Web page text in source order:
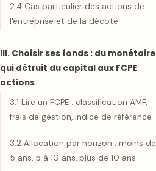
2.4 Cas particulier des actions de
l'entreprise et de la décote
III. Choisir ses fonds : du monétaire
qui détruit du capital aux FCPE
actions
3.1 Lire un FCPE : classification AMF,
frais de gestion, indice de référence
3.2 Allocation par horizon : moins de
5 ans, 5 à 10 ans, plus de 10 ans